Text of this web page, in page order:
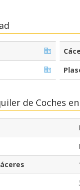
de Coches en